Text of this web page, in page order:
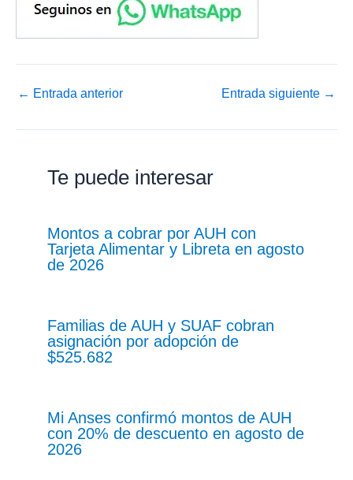
← Entrada anterior Entrada siguiente →
Te puede interesar
Montos a cobrar por AUH con
Tarjeta Alimentar y Libreta en agosto
de 2026
Familias de AUH y SUAF cobran
asignación por adopción de
$525.682
Mi Anses confirmó montos de AUH
con 20% de descuento en agosto de
2026